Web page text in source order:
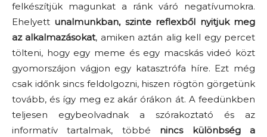
felkészítjük magunkat a ránk váró negatívumokra.
Ehelyett unalmunkban, szinte reflexből nyitjuk meg
az alkalmazásokat, amiken aztán alig kell egy percet
tölteni, hogy egy meme és egy macskás videó közt
gyomorszájon vágjon egy katasztrófa híre. Ezt még
csak időnk sincs feldolgozni, hiszen rögtön görgetünk
tovább, és így meg ez akár órákon át. A feedünkben
teljesen egybeolvadnak a szórakoztató és az
informatív tartalmak, többé nincs különbség a